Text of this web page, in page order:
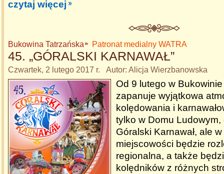
czytaj więcej
Bukowina Tatrzańska Patronat medialny WATRA
45. „GÓRALSKI KARNAWAŁ”
Czwartek, 2 lutego 2017 r. Autor: Alicja Wierzbanowska
Od 9 lutego w
zapanuje wyjątkowa
kolędowania i
tylko w Domu
Góralski Karnawał, ale w
miejscowości będzie
regionalna, a także
kolędników z różnych